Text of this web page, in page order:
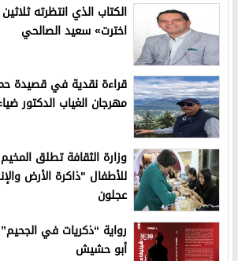
الكتاب الذي انتظرته
اخترت» سعيد الصالحي
قراءة نقدية في قصيدة
مهرجان الغياب الدكتور
وزارة الثقافة تطلق
للأطفال "ذاكرة الأرض
عجلون
رواية “ذكريات في
أبو حشيش